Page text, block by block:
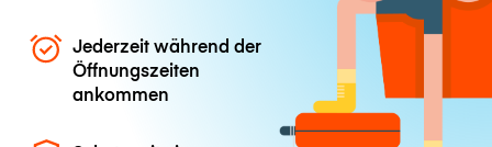
Jederzeit während der
Öffnungszeiten
ankommen